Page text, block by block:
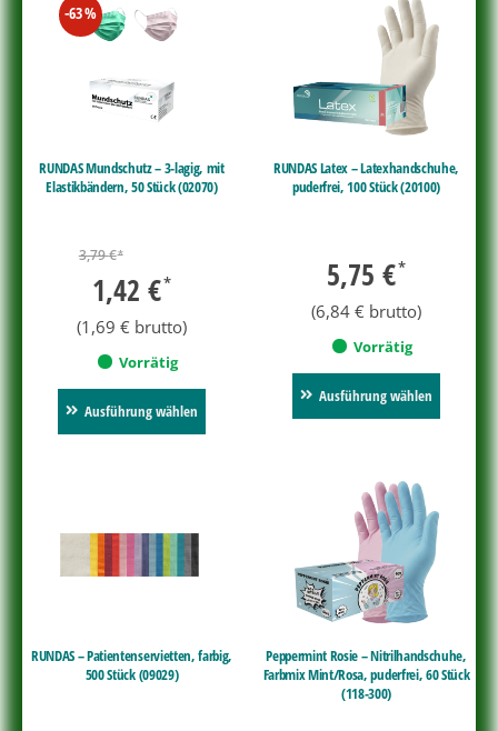
-63%
RUNDAS Mundschutz – 3-lagig, mit
Elastikbändern, 50 Stück (02070)
3,79€*
1,42€*
(1,69 € brutto)
Vorrätig
Ausführung wählen
RUNDAS Latex – Latexhandschuhe,
puderfrei, 100 Stück (20100)
5,75€*
(6,84 € brutto)
Vorrätig
Ausführung wählen
RUNDAS – Patientenservietten, farbig,
500 Stück (09029)
Peppermint Rosie – Nitrilhandschuhe,
Farbmix Mint/Rosa, puderfrei, 60 Stück
(118-300)